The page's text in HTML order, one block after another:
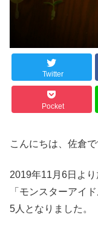
Twitter
Pocket
こんにちは、佐倉で
2019年11月6日よ
「モンスターアイ
5人となりました。